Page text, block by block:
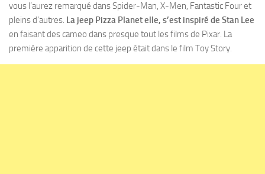
vous l’aurez remarqué dans Spider-Man, X-Men, Fantastic Four et
pleins d’autres. La jeep Pizza Planet elle, s’est inspiré de Stan Lee
en faisant des cameo dans presque tout les films de Pixar. La
première apparition de cette jeep était dans le film Toy Story.